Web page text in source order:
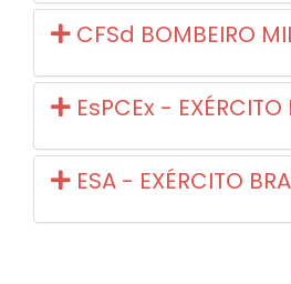
CFSd BOMBEIRO
EsPCEx - EXÉRCITO
ESA - EXÉRCITO